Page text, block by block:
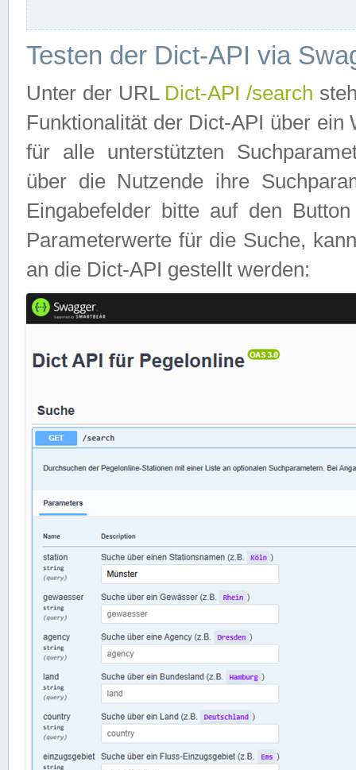
Testen der Dict-API via
Unter der URL Dict-API /search
Funktionalität der Dict-API über
für alle unterstützten
über die Nutzende ihre
Eingabefelder bitte auf den
Parameterwerte für die Suche,
an die Dict-API gestellt werden: